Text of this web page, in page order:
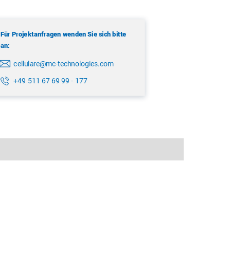
Für Projektanfragen wenden Sie sich bitte
an:
cellulare@mc-technologies.com
+49 511 67 69 99 - 177